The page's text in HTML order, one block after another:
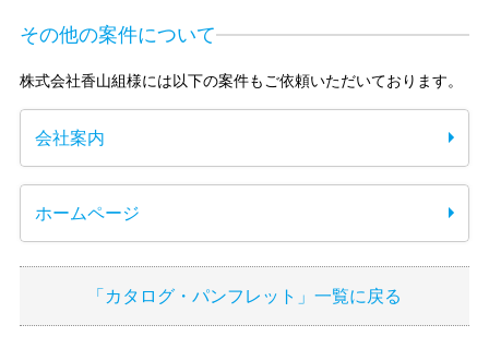
その他の案件について
株式会社香山組様には以下の案件もご依頼いただいております。
会社案内
ホームページ
「カタログ・パンフレット」一覧に戻る